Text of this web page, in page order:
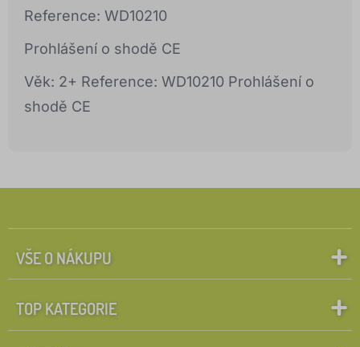
Reference: WD10210
Prohlášení o shodě CE
Věk: 2+ Reference: WD10210 Prohlášení o
shodě CE
VŠE O NÁKUPU
TOP KATEGORIE